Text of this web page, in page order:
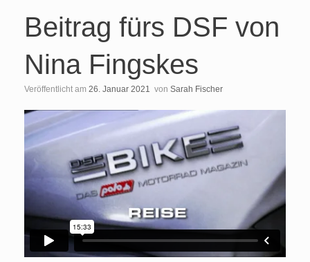
Beitrag fürs DSF von
Nina Fingskes
Veröffentlicht am 26. Januar 2021 von Sarah Fischer